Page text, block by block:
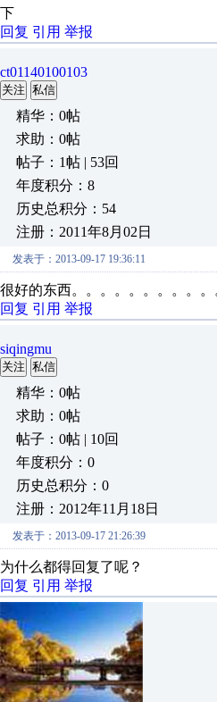
回复 引用 举报
ct01140100103
关注 私信
精华：0帖
求助：0帖
帖子：1帖 | 53回
年度积分：8
历史总积分：54
注册：2011年8月02日
发表于：2013-09-17 19:36:11
很好的东西。。。。。。。。。
回复 引用 举报
siqingmu
关注 私信
精华：0帖
求助：0帖
帖子：0帖 | 10回
年度积分：0
历史总积分：0
注册：2012年11月18日
发表于：2013-09-17 21:26:39
为什么都得回复了呢？
回复 引用 举报